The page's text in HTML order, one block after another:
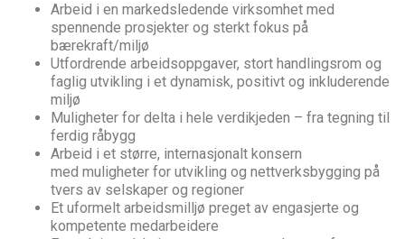
Arbeid i en markedsledende virksomhet med
spennende prosjekter og sterkt fokus på
bærekraft/miljø
Utfordrende arbeidsoppgaver, stort handlingsrom og
faglig utvikling i et dynamisk, positivt og inkluderende
miljø
Muligheter for delta i hele verdikjeden – fra tegning til
ferdig råbygg
Arbeid i et større, internasjonalt konsern
med muligheter for utvikling og nettverksbygging på
tvers av selskaper og regioner
Et uformelt arbeidsmilljø preget av engasjerte og
kompetente medarbeidere